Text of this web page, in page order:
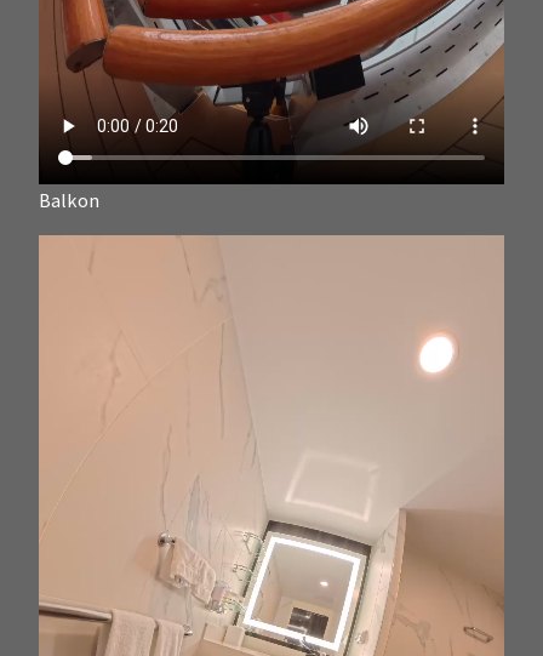
Balkon